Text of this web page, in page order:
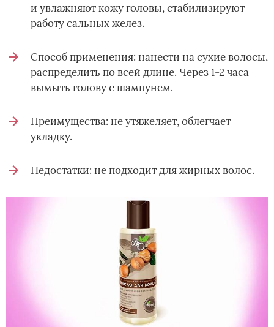
и увлажняют кожу головы, стабилизируют
работу сальных желез.
Способ применения: нанести на сухие волосы,
распределить по всей длине. Через 1-2 часа
вымыть голову с шампунем.
Преимущества: не утяжеляет, облегчает
укладку.
Недостатки: не подходит для жирных волос.